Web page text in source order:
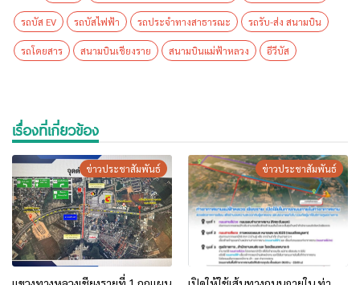
รถบัส EV รถบัสไฟฟ้า รถประจำทางสาธารณะ รถรับ-ส่ง สนามบิน
รถโดยสาร สนามบินเชียงราย สนามบินแม่ฟ้าหลวง อีวีบัส
เรื่องที่เกี่ยวข้อง
ข่าวประชาสัมพันธ์ ข่าวประชาสัมพันธ์